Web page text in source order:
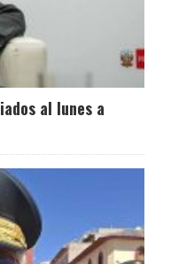
al lunes a